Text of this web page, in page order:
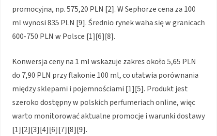
promocyjna, np. 575,20 PLN [2]. W Sephorze cena za 100
ml wynosi 835 PLN [9]. Średnio rynek waha się w granicach
600-750 PLN w Polsce [1][6][8].
Konwersja ceny na 1 ml wskazuje zakres około 5,65 PLN
do 7,90 PLN przy flakonie 100 ml, co ułatwia porównania
między sklepami i pojemnościami [1][5]. Produkt jest
szeroko dostępny w polskich perfumeriach online, więc
warto monitorować aktualne promocje i warunki dostawy
[1][2][3][4][6][7][8][9].